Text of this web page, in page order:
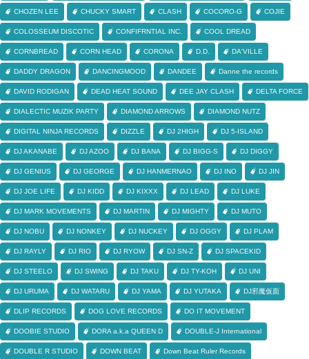
CHOZEN LEE CHUCKY SMART CLASH COCORO-G COJIE
COLOSSEUM DISCOTIC CONFIFRNTIAL INC. COOL DREAD
CORNBREAD CORN HEAD CORONA D.D. DA'VILLE
DADDY DRAGON DANCINGMOOD DANDEE Danne the records
DAVID RODIGAN DEAD HEAT SOUND DEE JAY CLASH DELTA FORCE
DIALECTIC MUZIK PARTY DIAMOND ARROWS DIAMOND NUTZ
DIGITAL NINJA RECORDS DIZZLE DJ 2HIGH DJ 5-ISLAND
DJ AKANABE DJ AZOO DJ BANA DJ BIGG-S DJ DIGGY
DJ GENIUS DJ GEORGE DJ HANMERNAO DJ INO DJ JIN
DJ JOE LIFE DJ KIDD DJ KIXXX DJ LEAD DJ LUKE
DJ MARK MOVEMENTS DJ MARTIN DJ MIGHTY DJ MUTO
DJ NOBU DJ NONKEY DJ NUCKEY DJ OGGY DJ PLAM
DJ RAYLY DJ RIO DJ RYOW DJ SN-Z DJ SPACEKID
DJ STEELO DJ SWING DJ TAKU DJ TY-KOH DJ UNI
DJ URUMA DJ WATARU DJ YAMA DJ YUTAKA DJ邪魔仮面
DLIP RECORDS DOG LOVE RECORDS DO IT MOVEMENT
DOOBIE STUDIO DORA a.k.a QUEEN D DOUBLE-J International
DOUBLE R STUDIO DOWN BEAT Down Beat Ruler Records